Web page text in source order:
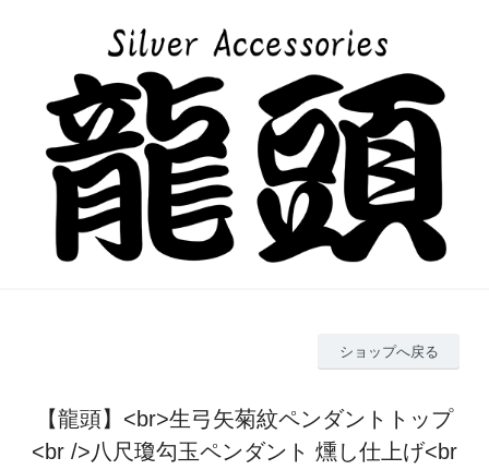
ショップへ戻る
【龍頭】<br>生弓矢菊紋ペンダントトップ
<br />八尺瓊勾玉ペンダント 燻し仕上げ<br